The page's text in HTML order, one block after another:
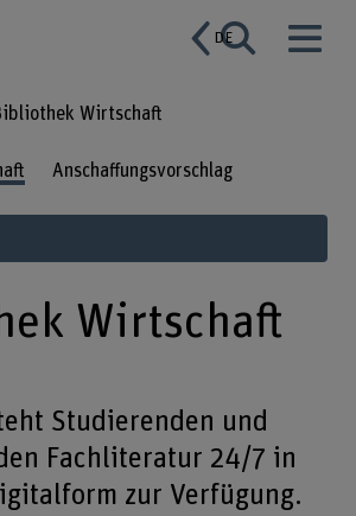
DE
Wirtschaft
Anschaffungsvorschlag
Wirtschaft
Studierenden und
Fachliteratur 24/7 in
zur Verfügung.